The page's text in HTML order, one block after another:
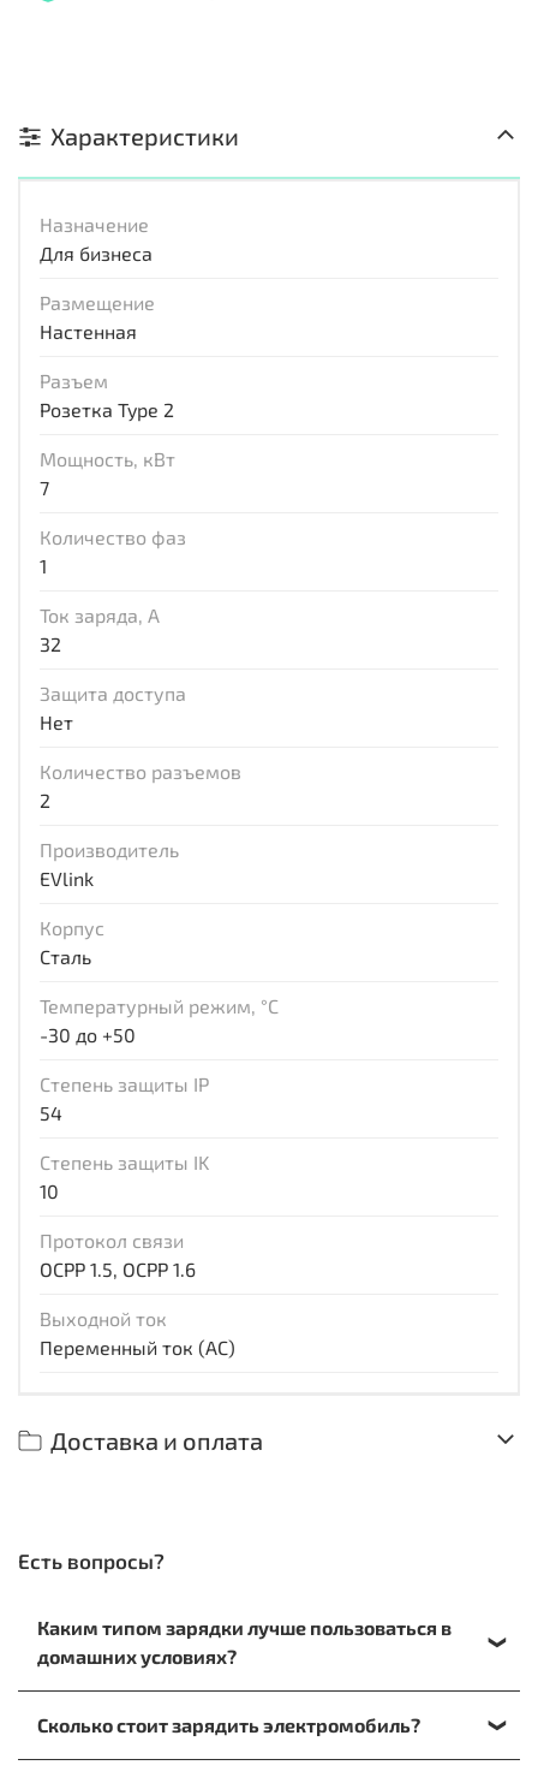
Характеристики
Назначение
Для бизнеса
Размещение
Настенная
Разъем
Розетка Type 2
Мощность, кВт
7
Количество фаз
1
Ток заряда, А
32
Защита доступа
Нет
Количество разъемов
2
Производитель
EVlink
Корпус
Сталь
Температурный режим, °С
-30 до +50
Степень защиты IP
54
Степень защиты IK
10
Протокол связи
OCPP 1.5, OCPP 1.6
Выходной ток
Переменный ток (AC)
Доставка и оплата
Есть вопросы?
Каким типом зарядки лучше пользоваться в
домашних условиях?
медленному варианту. Или воспользоваться
кабелем, который подключается к обычной
Сколько стоит зарядить электромобиль?